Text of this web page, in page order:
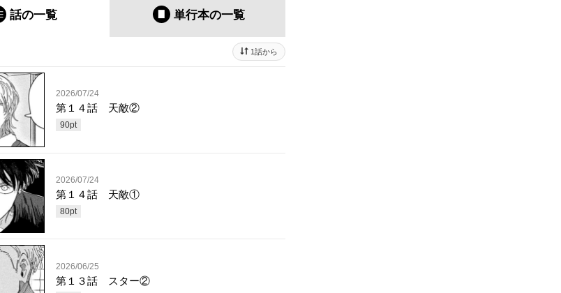
話の一覧 単行本の一覧
1話から
2026/07/24
第１４話 天敵②
90pt
2026/07/24
第１４話 天敵①
80pt
2026/06/25
第１３話 スター②